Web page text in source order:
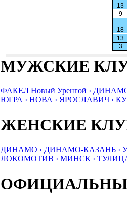
13
9
18
13
3
МУЖСКИЕ
ФАКЕЛ Новый Уренгой › ДИНАМО
ЮГРА › НОВА › ЯРОСЛАВИЧ ›
ЖЕНСКИЕ
ДИНАМО › ДИНАМО-КАЗАНЬ ›
ЛОКОМОТИВ › МИНСК ›